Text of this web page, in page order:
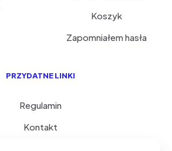
Koszyk
Zapomniałem hasła
PRZYDATNE LINKI
Regulamin
Kontakt